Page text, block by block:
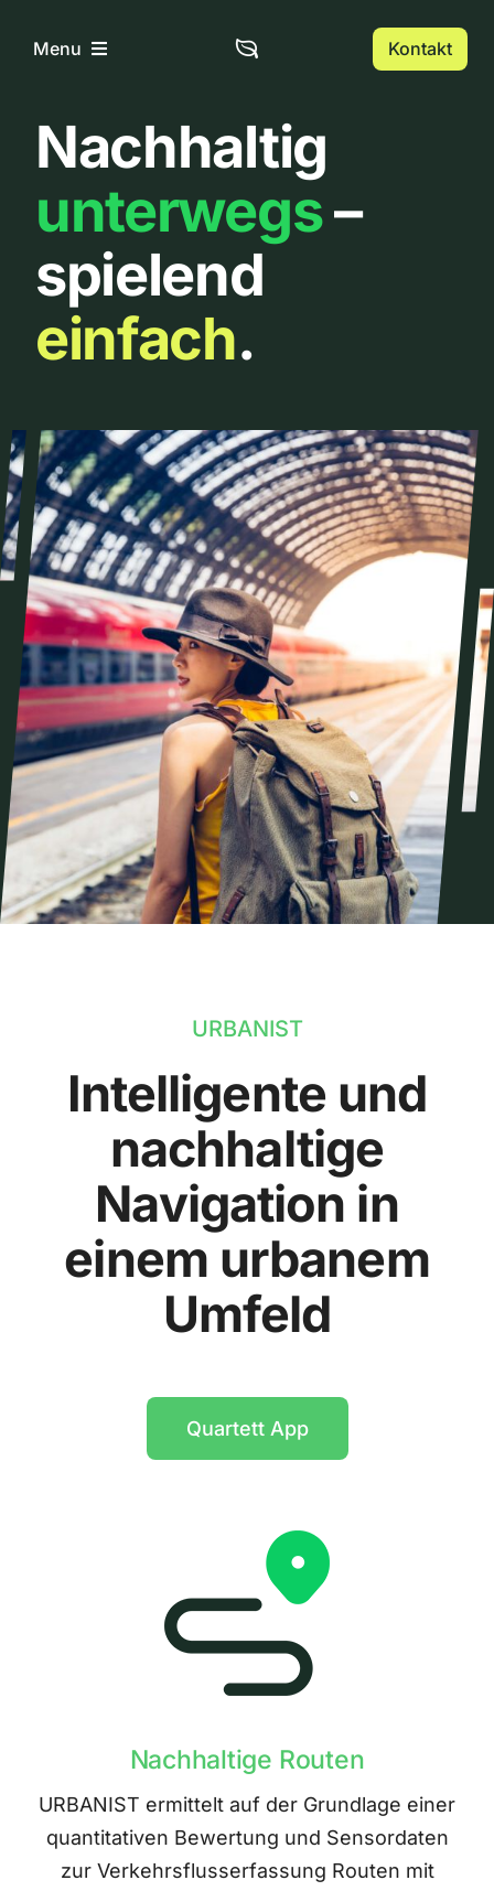
InhaltMenu
Home
Über uns
Urbanlist
Kontakt
Nachhaltig
unterwegs–
spielend
einfach.
URBANIST
Intelligente und
nachhaltige
Navigation in
einem urbanem
Umfeld
Quartett App
Nachhaltige Routen
URBANIST ermittelt auf der Grundlage einer
quantitativen Bewertung und Sensordaten
zur Verkehrsflusserfassung Routen mit